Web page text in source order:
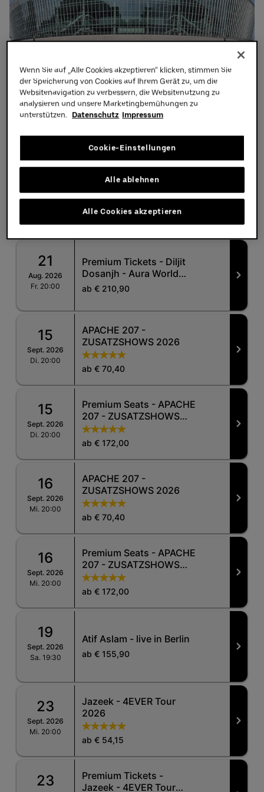
Partners
Wenn Sie auf „Alle Cookies akzeptieren“ klicken, stimmen Sie
der Speicherung von Cookies auf Ihrem Gerät zu, um die
Websitenavigation zu verbessern, die Websitenutzung zu
analysieren und unsere Marketingbemühungen zu
unterstützen.
Datenschutz Impressum
Cookie-Einstellungen
Alle ablehnen
Alle Cookies akzeptieren